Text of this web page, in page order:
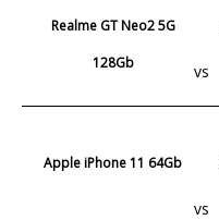
Realme GT Neo2 5G
128Gb
vs
Apple iPhone 11 64Gb
vs